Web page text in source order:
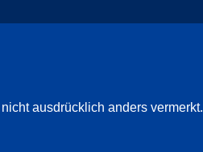
ausdrücklich anders vermerkt.